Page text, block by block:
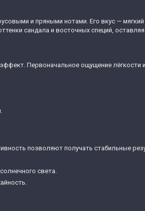
и пряными нотами. Его вкус —
сандала и восточных специй,
Первоначальное ощущение лёгкости
позволяют получать стабильные
света.